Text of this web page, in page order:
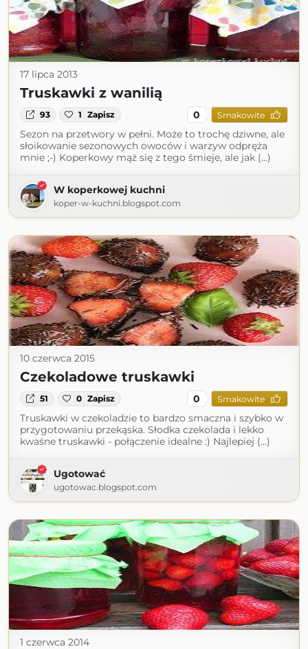
17 lipca 2013
Truskawki z wanilią
93 1 Zapisz 0 Smakowite
Sezon na przetwory w pełni. Może to trochę dziwne, ale
słoikowanie sezonowych owoców i warzyw odpręża
mnie ;-) Koperkowy mąż się z tego śmieje, ale jak (...)
W koperkowej kuchni
koper-w-kuchni.blogspot.com
10 czerwca 2015
Czekoladowe truskawki
51 0 Zapisz 0 Smakowite
Truskawki w czekoladzie to bardzo smaczna i szybko w
przygotowaniu przekąska. Słodka czekolada i lekko
kwaśne truskawki - połączenie idealne :) Najlepiej (...)
Ugotować
ugotowac.blogspot.com
1 czerwca 2014